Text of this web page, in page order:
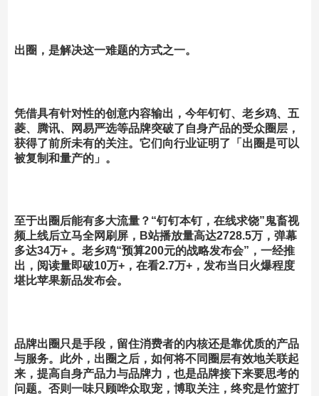
出圈，是解决这一难题的方式之一。
凭借具有针对性的创意内容输出，今年钉钉、老乡鸡、五
菱、腾讯、网易严选等品牌突破了自身产品的受众圈层，
获得了前所未有的关注。它们向行业证明了 「出圈是可以
被复制和量产的」。
至于出圈后能有多大流量？ “钉钉本钉，在线求饶”鬼畜视
频上线后立马全网刷屏，B站播放量高达2728.5万，弹幕
多达34万+ 。老乡鸡“预算200元的战略发布会”，一经推
出，阅读量即破10万+，在看2.7万+，发布当日火爆程度
堪比苹果新品发布会。
品牌出圈只是手段，留住消费者的内核还是靠优质的产品
与服务。 此外，出圈之后，如何将不同圈层有效地关联起
来，提高自身产品力与品牌力，也是品牌接下来要思考的
问题。否则一味只顾哗众取宠，博取关注，终究是竹篮打